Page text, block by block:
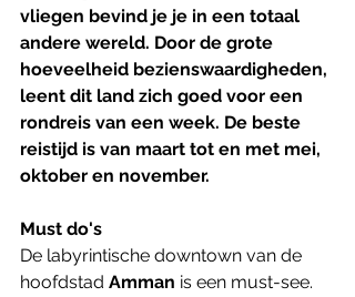
vliegen bevind je je in een totaal
andere wereld. Door de grote
hoeveelheid bezienswaardigheden,
leent dit land zich goed voor een
rondreis van een week. De beste
reistijd is van maart tot en met mei,
oktober en november.
Must do's
De labyrintische downtown van de
hoofdstad Amman is een must-see.